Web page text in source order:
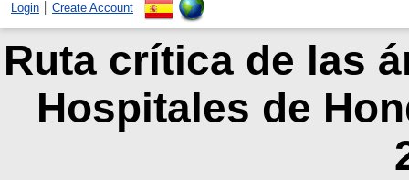
Login Create Account
Ruta crítica de las
Hospitales de